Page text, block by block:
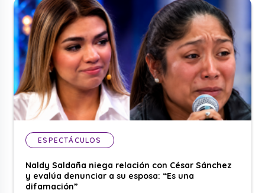
ESPECTÁCULOS
Naldy Saldaña niega relación con César Sánchez
y evalúa denunciar a su esposa: “Es una
difamación”